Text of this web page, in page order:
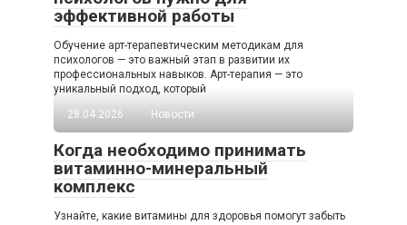
эффективной работы
Обучение арт-терапевтическим методикам для
психологов — это важный этап в развитии их
профессиональных навыков. Арт-терапия — это
уникальный подход, который
28.04.2026
Новости
Когда необходимо принимать
витаминно-минеральный
комплекс
Узнайте, какие витамины для здоровья помогут забыть